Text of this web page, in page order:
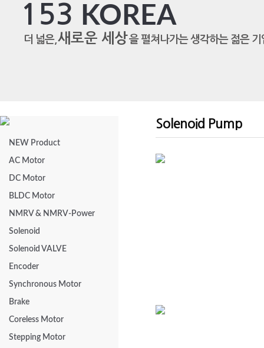
153 KOREA
더 넓은, 새로운 세상을 펼쳐나가는 생각하는 젊은 기
NEW Product
AC Motor
DC Motor
BLDC Motor
NMRV & NMRV-Power
Solenoid
Solenoid VALVE
Encoder
Synchronous Motor
Brake
Coreless Motor
Stepping Motor
Solenoid Pump